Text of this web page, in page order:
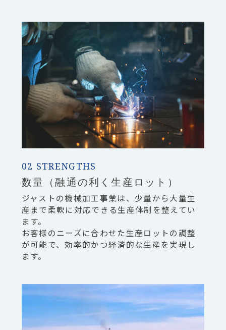
02 STRENGTHS
数量（融通の利く生産ロット）
ジャストの機械加工事業は、少量から大量生
産まで柔軟に対応できる生産体制を整えてい
ます。
お客様のニーズに合わせた生産ロットの調整
が可能で、効率的かつ経済的な生産を実現し
ます。